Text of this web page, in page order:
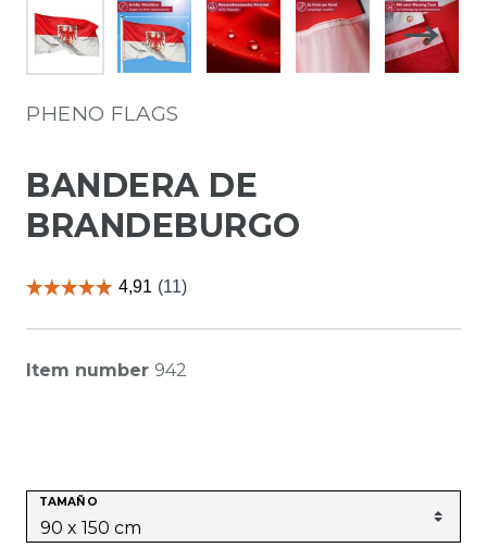
PHENO FLAGS
BANDERA DE
BRANDEBURGO
Item number 942
TAMAÑO